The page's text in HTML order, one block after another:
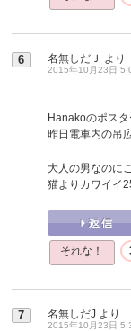
6 名無しだＪ より
2015年10月23日
Hanakoのポスタ
昨日電車内の吊
大人の男なのに
猫よりカワイイ
それな！
7 名無しだJ より
2015年10月23日